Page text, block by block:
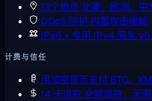
13个地点 北美、欧洲、中
DDoS 防护 内置攻击缓解
IPv6 + 专用 IPv4 原生
计费与信任
用加密货币支付 BTC、
14 天退款全额退款，无